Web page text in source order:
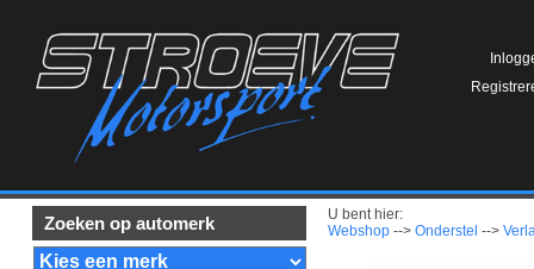
Zoeken op automerk
U bent hier:
Webshop --> Onderstel -->